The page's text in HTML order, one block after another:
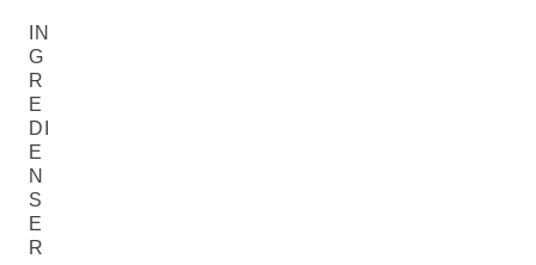
IN
G
R
E
DI
E
N
S
E
R